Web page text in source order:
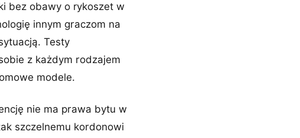
bez obawy o rykoszet w
innym graczom na
Testy
z każdym rodzajem
modele.
nie ma prawa bytu w
szczelnemu kordonowi